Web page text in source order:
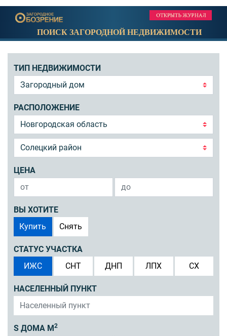
ПОИСК ЗАГОРОДНОЙ НЕДВИЖИМОСТИ
ТИП НЕДВИЖИМОСТИ
РАСПОЛОЖЕНИЕ
ЦЕНА
ВЫ ХОТИТЕ
Купить
Снять
СТАТУС УЧАСТКА
ИЖС
СНТ ДНП ЛПХ СХ
НАСЕЛЕННЫЙ ПУНКТ
S ДОМА М 2